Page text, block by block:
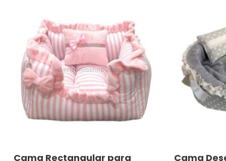
Seleccionar Opciones
Cama Rectangular para
Cama